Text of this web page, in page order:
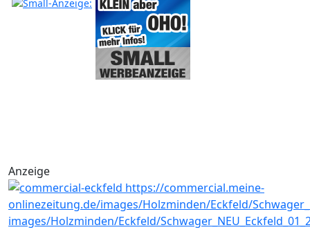
Anzeige